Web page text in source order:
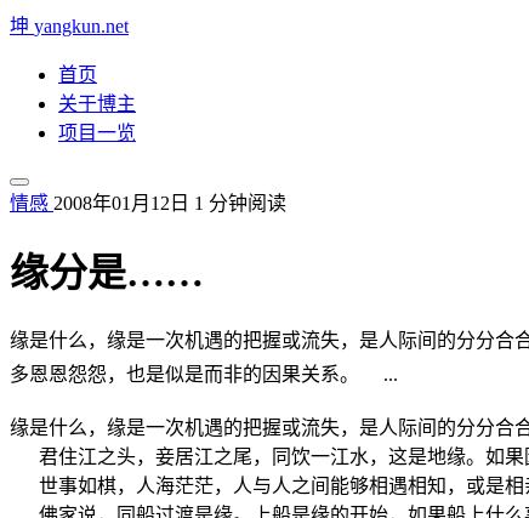
坤 yangkun.net
首页
关于博主
项目一览
情感 2008年01月12日 1 分钟阅读
缘分是……
缘是什么，缘是一次机遇的把握或流失，是人际间的分分合
多恩恩怨怨，也是似是而非的因果关系。 ...
缘是什么，缘是一次机遇的把握或流失，是人际间的分分合
君住江之头，妾居江之尾，同饮一江水，这是地缘。如果
世事如棋，人海茫茫，人与人之间能够相遇相知，或是相